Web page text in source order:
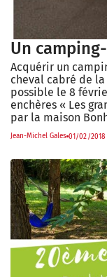
Un
Acquérir un
cheval cabré de la
possible le 8
enchères « Les
par la maison
Jean-Michel Gales 01/02/2018